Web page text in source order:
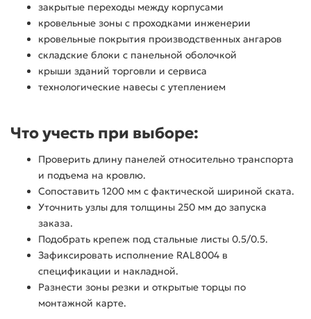
закрытые переходы между корпусами
кровельные зоны с проходками инженерии
кровельные покрытия производственных ангаров
складские блоки с панельной оболочкой
крыши зданий торговли и сервиса
технологические навесы с утеплением
Что учесть при выборе:
Проверить длину панелей относительно транспорта
и подъема на кровлю.
Сопоставить 1200 мм с фактической шириной ската.
Уточнить узлы для толщины 250 мм до запуска
заказа.
Подобрать крепеж под стальные листы 0.5/0.5.
Зафиксировать исполнение RAL8004 в
спецификации и накладной.
Разнести зоны резки и открытые торцы по
монтажной карте.